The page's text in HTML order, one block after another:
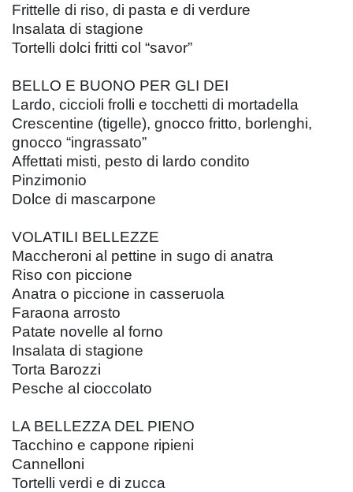
Frittelle di riso, di pasta e di verdure
Insalata di stagione
Tortelli dolci fritti col “savor”
BELLO E BUONO PER GLI DEI
Lardo, ciccioli frolli e tocchetti di mortadella
Crescentine (tigelle), gnocco fritto, borlenghi,
gnocco “ingrassato”
Affettati misti, pesto di lardo condito
Pinzimonio
Dolce di mascarpone
VOLATILI BELLEZZE
Maccheroni al pettine in sugo di anatra
Riso con piccione
Anatra o piccione in casseruola
Faraona arrosto
Patate novelle al forno
Insalata di stagione
Torta Barozzi
Pesche al cioccolato
LA BELLEZZA DEL PIENO
Tacchino e cappone ripieni
Cannelloni
Tortelli verdi e di zucca